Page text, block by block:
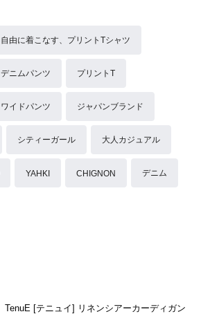
自由に着こなす、プリントTシャツ
デニムパンツ プリントT
ワイドパンツ ジャパンブランド
シティーガール 大人カジュアル
YAHKI CHIGNON デニム
TenuE [テニュイ] リネンシアーカーディガン